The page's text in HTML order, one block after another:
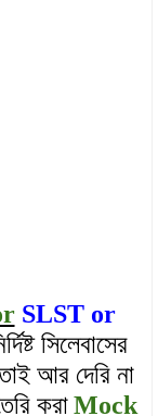
SLST or
সিলেবাসের
আর দেরি না
করা Mock